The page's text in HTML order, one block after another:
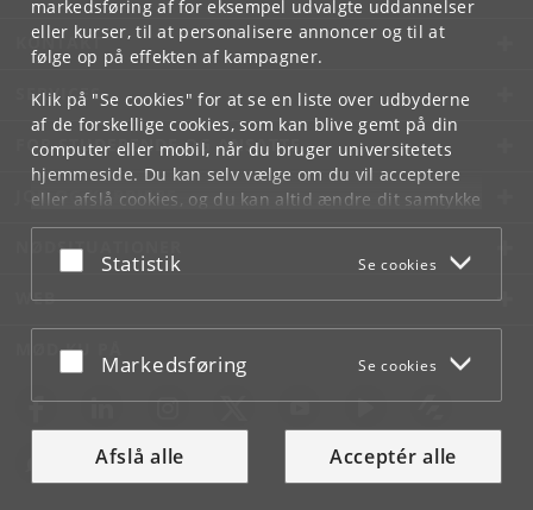
markedsføring af for eksempel udvalgte uddannelser
eller kurser, til at personalisere annoncer og til at
følge op på effekten af kampagner.
Klik på "Se cookies" for at se en liste over udbyderne
af de forskellige cookies, som kan blive gemt på din
computer eller mobil, når du bruger universitetets
hjemmeside. Du kan selv vælge om du vil acceptere
eller afslå cookies, og du kan altid ændre dit samtykke
underCookie- og privatlivspolitiksom du finder i
bunden af hver side.
Acceptér eller afslå
Statistik Se cookies
Acceptér eller afslå
Markedsføring Se cookies
Afslå alle Acceptér alle
KONTAKT
SERVICES
FOR STUDERENDE OG ANSATTE
JOB OG KARRIERE
NØDSITUATIONER
WEB
MØD KU PÅ